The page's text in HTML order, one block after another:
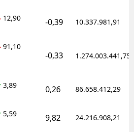
12,90 -0,39 10.337.981,91
91,10
-0,33 1.274.003.441,75
3,89 0,26 86.658.412,29
5,59 9,82 24.216.908,21